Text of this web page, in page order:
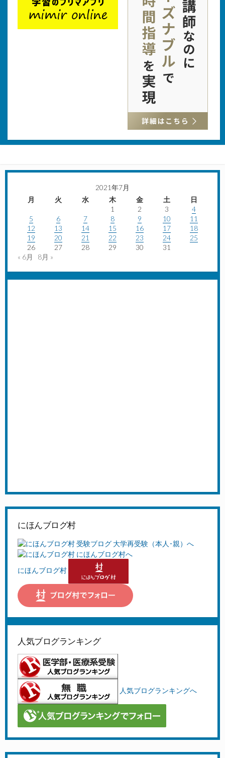
2021年7月
月
火 水 木 金 土
日
1
2 3
4
5
6 7 8 9 10
11
12
13 14 15 16 17
18
19
20 21 22 23 24
25
26
27 28 29 30
31
« 6月
8月 »
にほんブログ村
にほんブログ村
人気ブログランキング
人気ブログランキングへ